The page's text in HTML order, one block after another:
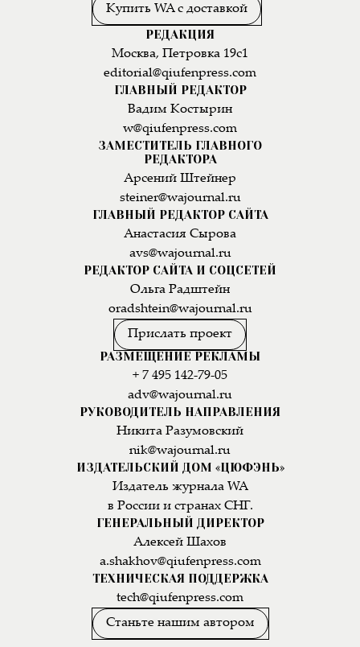
Купить WA с доставкой
РЕДАКЦИЯ
Москва, Петровка 19с1
editorial@qiufenpress.com
ГЛАВНЫЙ РЕДАКТОР
Вадим Костырин
w@qiufenpress.com
ЗАМЕСТИТЕЛЬ ГЛАВНОГО
РЕДАКТОРА
Арсений Штейнер
steiner@wajournal.ru
ГЛАВНЫЙ РЕДАКТОР САЙТА
Анастасия Сырова
avs@wajournal.ru
РЕДАКТОР САЙТА И СОЦСЕТЕЙ
Ольга Радштейн
oradshtein@wajournal.ru
Прислать проект
РАЗМЕЩЕНИЕ РЕКЛАМЫ
+ 7 495 142-79-05
adv@wajournal.ru
РУКОВОДИТЕЛЬ НАПРАВЛЕНИЯ
Никита Разумовский
nik@wajournal.ru
ИЗДАТЕЛЬСКИЙ ДОМ «ЦЮФЭНЬ»
Издатель журнала WA
в России и странах СНГ.
ГЕНЕРАЛЬНЫЙ ДИРЕКТОР
Алексей Шахов
a.shakhov@qiufenpress.com
ТЕХНИЧЕСКАЯ ПОДДЕРЖКА
tech@qiufenpress.com
Станьте нашим автором